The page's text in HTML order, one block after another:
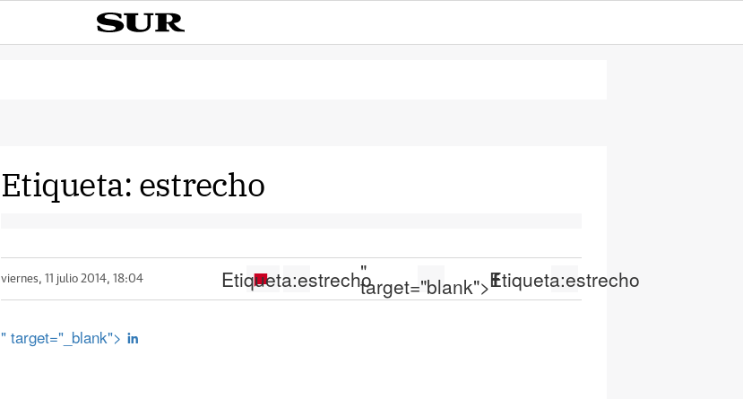
Etiqueta: estrecho
viernes, 11 julio 2014, 18:04 Etiqueta:estrecho
"
target="blank">Etiqueta:estrecho
" target="_blank">